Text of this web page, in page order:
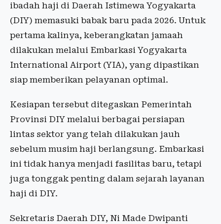
ibadah haji di Daerah Istimewa Yogyakarta
(DIY) memasuki babak baru pada 2026. Untuk
pertama kalinya, keberangkatan jamaah
dilakukan melalui Embarkasi Yogyakarta
International Airport (YIA), yang dipastikan
siap memberikan pelayanan optimal.
Kesiapan tersebut ditegaskan Pemerintah
Provinsi DIY melalui berbagai persiapan
lintas sektor yang telah dilakukan jauh
sebelum musim haji berlangsung. Embarkasi
ini tidak hanya menjadi fasilitas baru, tetapi
juga tonggak penting dalam sejarah layanan
haji di DIY.
Sekretaris Daerah DIY, Ni Made Dwipanti